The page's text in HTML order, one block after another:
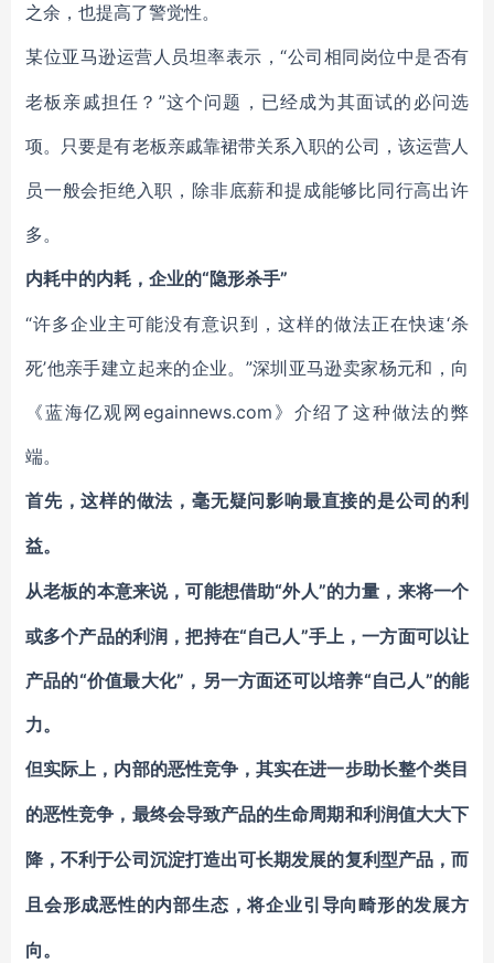
之余，也提高了警觉性。
某位亚马逊运营人员坦率表示， “公司相同岗位中是否有
老板亲戚担任？”这个问题，已经成为其面试的必问选
项。只要是有老板亲戚靠裙带关系入职的公司，该运营人
员一般会拒绝入职，除非底薪和提成能够比同行高出许
多。
内耗中的内耗，企业的“隐形杀手”
“许多企业主可能没有意识到，这样的做法正在快速‘杀
死’他亲手建立起来的企业。”深圳亚马逊卖家杨元和，向
《蓝海亿观网egainnews.com》介绍了这种做法的弊
端。
首先，这样的做法，毫无疑问影响最直接的是公司的利
益。
从老板的本意来说，可能想借助“外人”的力量，来将一个
或多个产品的利润，把持在“自己人”手上，一方面可以让
产品的“价值最大化”，另一方面还可以培养“自己人”的能
力。
但实际上，内部的恶性竞争，其实在进一步助长整个类目
的恶性竞争，最终会导致产品的生命周期和利润值大大下
降，不利于公司沉淀打造出可长期发展的复利型产品，而
且会形成恶性的内部生态，将企业引导向畸形的发展方
向。